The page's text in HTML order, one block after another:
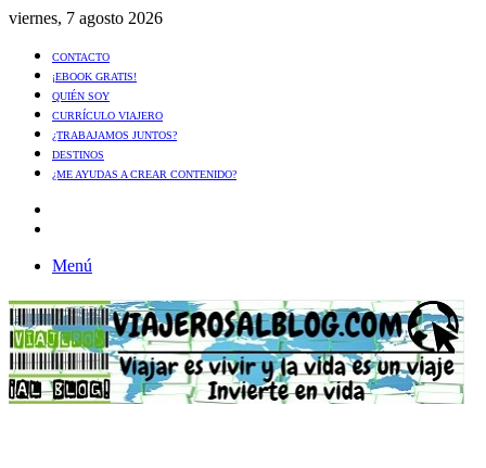
viernes, 7 agosto 2026
CONTACTO
¡EBOOK GRATIS!
QUIÉN SOY
CURRÍCULO VIAJERO
¿TRABAJAMOS JUNTOS?
DESTINOS
¿ME AYUDAS A CREAR CONTENIDO?
Menú